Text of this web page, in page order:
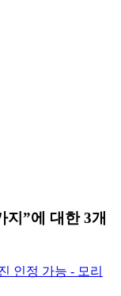
지”에 대한 3개
인정 가능 - 모리